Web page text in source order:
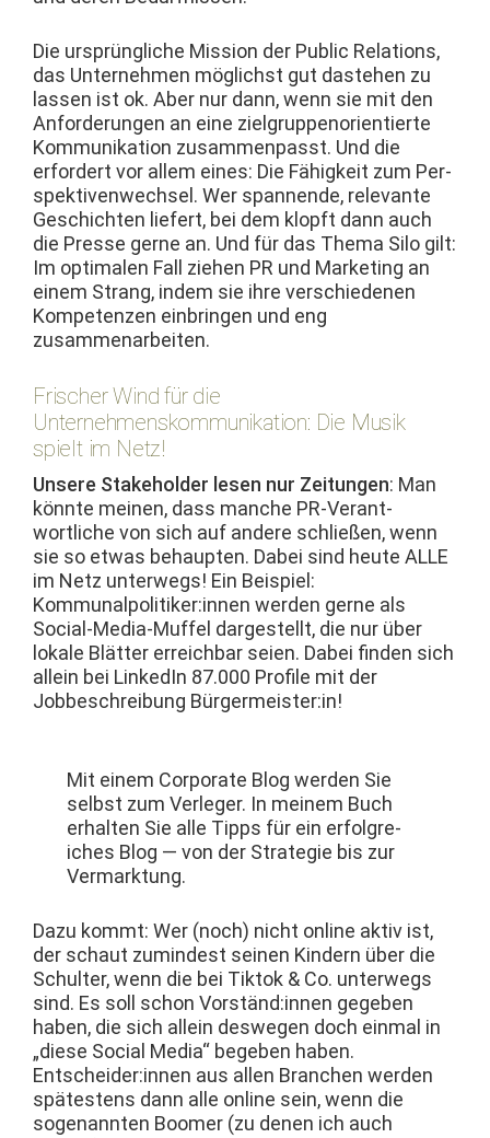
Die ursprüngliche Mis­sion der Pub­lic Rela­tions,
das Unternehmen möglichst gut daste­hen zu
lassen ist ok. Aber nur dann, wenn sie mit den
Anforderun­gen an eine ziel­grup­penori­en­tierte
Kom­mu­nika­tion zusam­men­passt. Und die
erfordert vor allem eines: Die Fähigkeit zum Per­
spek­tiven­wech­sel. Wer span­nende, rel­e­vante
Geschicht­en liefert, bei dem klopft dann auch
die Presse gerne an. Und für das The­ma Silo gilt:
Im opti­malen Fall ziehen PR und Mar­ket­ing an
einem Strang, indem sie ihre ver­schiede­nen
Kom­pe­ten­zen ein­brin­gen und eng
zusammenarbeiten.
Frischer Wind für die
Unternehmenskommunikation: Die Musik
spielt im Netz!
Unsere Stake­hold­er lesen nur Zeitun­gen: Man
kön­nte meinen, dass manche PR-Ver­ant­
wortliche von sich auf andere schließen, wenn
sie so etwas behaupten. Dabei sind heute ALLE
im Netz unter­wegs! Ein Beispiel:
Kommunalpolitiker:innen wer­den gerne als
Social-Media-Muf­fel dargestellt, die nur über
lokale Blät­ter erre­ich­bar seien. Dabei find­en sich
allein bei LinkedIn 87.000 Pro­file mit der
Jobbeschrei­bung Bürgermeister:in!
Mit einem Cor­po­rate Blog wer­den Sie
selb­st zum Ver­leger. In meinem Buch
erhal­ten Sie alle Tipps für ein erfol­gre­
ich­es Blog — von der Strate­gie bis zur
Vermarktung.
Dazu kommt: Wer (noch) nicht online aktiv ist,
der schaut zumin­d­est seinen Kindern über die
Schul­ter, wenn die bei Tik­tok & Co. unter­wegs
sind. Es soll schon Vorständ:innen gegeben
haben, die sich allein deswe­gen doch ein­mal in
„diese Social Media“ begeben haben.
Entscheider:innen aus allen Branchen wer­den
spätestens dann alle online sein, wenn die
soge­nan­nten Boomer (zu denen ich auch